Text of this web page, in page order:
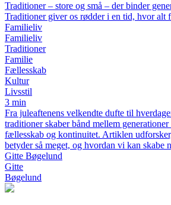
Traditioner – store og små – der binder
Traditioner giver os rødder i en tid, hvor alt
Familieliv
Familieliv
Traditioner
Familie
Fællesskab
Kultur
Livsstil
3 min
Fra juleaftenens velkendte dufte til
traditioner skaber bånd mellem
fællesskab og kontinuitet. Artiklen
betyder så meget, og hvordan vi kan skabe
Gitte Bøgelund
Gitte
Bøgelund